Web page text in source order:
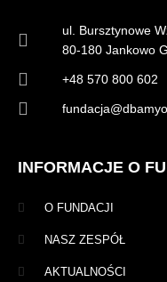
ul. Bursztynowe
80-180 Jankowo
+48 570 800 602
INFORMACJE O
O FUNDACJI
NASZ ZESPÓŁ
AKTUALNOŚCI